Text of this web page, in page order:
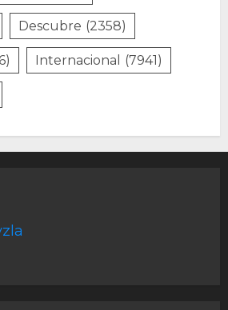
Descubre (2358)
Internacional (7941)